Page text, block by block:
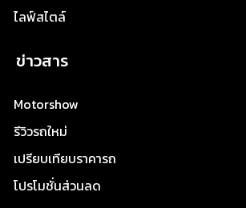
ไลฟ์สไตล์
ข่าวสาร
Motorshow
รีวิวรถใหม่
เปรียบเทียบราคารถ
โปรโมชั่นส่วนลด